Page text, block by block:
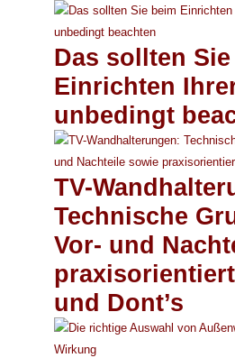
Das sollten
Einrichten
unbedingt
TV-
Technische
Vor- und
und Dont’s